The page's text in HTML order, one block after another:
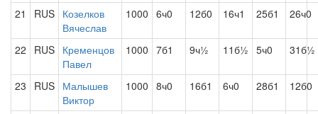
21 RUS Козелков
Вячеслав
1000 6ч0 12б0 16ч1 25б1 26ч0
22 RUS Кременцов
Павел
1000 7б1 9ч½ 11б½ 5ч0 31б½
23 RUS Малышев
Виктор
1000 8ч0 16б1 6ч0 28б1 12б0